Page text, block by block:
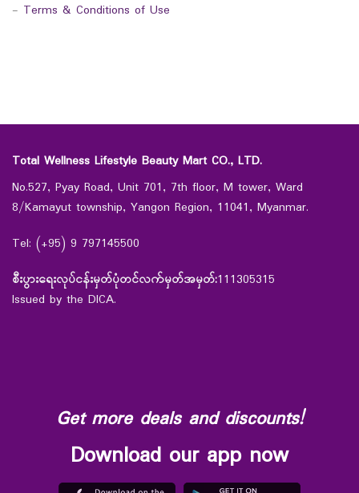
- Terms & Conditions of Use
Total Wellness Lifestyle Beauty Mart CO., LTD.
No.527, Pyay Road, Unit 701, 7th floor, M tower, Ward
8/Kamayut township, Yangon Region, 11041, Myanmar.
Tel: (+95) 9 797145500
စီးပွားရေးလုပ်ငန်းမှတ်ပုံတင်လက်မှတ်အမှတ်:111305315
Issued by the DICA.
Get more deals and discounts!
Download our app now